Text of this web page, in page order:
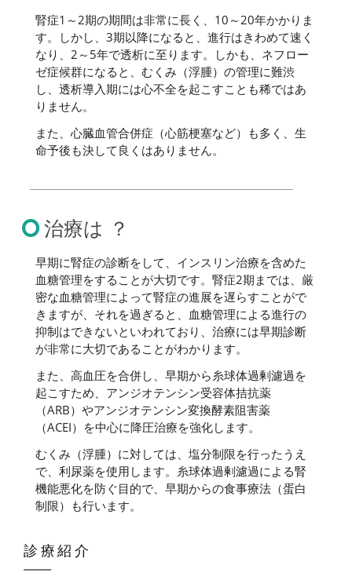
腎症1～2期の期間は非常に長く、10～20年かかりま
す。しかし、3期以降になると、進行はきわめて速く
なり、2～5年で透析に至ります。しかも、ネフロー
ゼ症候群になると、むくみ（浮腫）の管理に難渋
し、透析導入期には心不全を起こすことも稀ではあ
りません。
また、心臓血管合併症（心筋梗塞など）も多く、生
命予後も決して良くはありません。
治療は ？
早期に腎症の診断をして、インスリン治療を含めた
血糖管理をすることが大切です。腎症2期までは、厳
密な血糖管理によって腎症の進展を遅らすことがで
きますが、それを過ぎると、血糖管理による進行の
抑制はできないといわれており、治療には早期診断
が非常に大切であることがわかります。
また、高血圧を合併し、早期から糸球体過剰濾過を
起こすため、アンジオテンシン受容体拮抗薬
（ARB）やアンジオテンシン変換酵素阻害薬
（ACEI）を中心に降圧治療を強化します。
むくみ（浮腫）に対しては、塩分制限を行ったうえ
で、利尿薬を使用します。糸球体過剰濾過による腎
機能悪化を防ぐ目的で、早期からの食事療法（蛋白
制限）も行います。
診療紹介